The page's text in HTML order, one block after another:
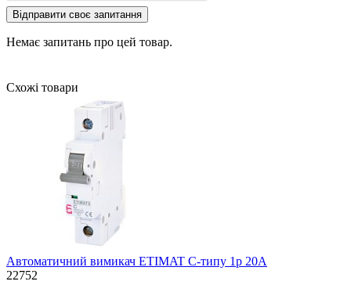
Відправити своє запитання
Немає запитань про цей товар.
Схожі товари
Автоматичний вимикач ETIMAT C-типу 1р 20А
22752